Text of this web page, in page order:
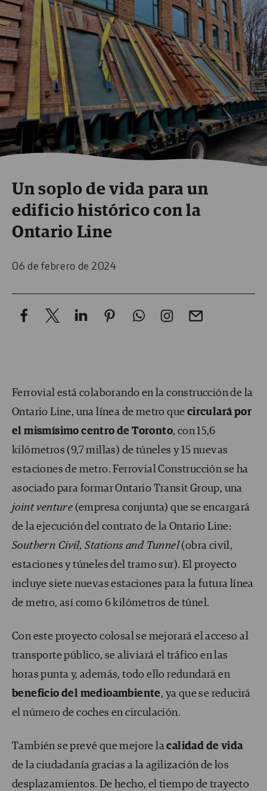
Un soplo de vida para un
edificio histórico con la
Ontario Line
06 de febrero de 2024
Ferrovial está colaborando en la construcción de la
Ontario Line, una línea de metro que circulará por
el mismísimo centro de Toronto, con 15,6
kilómetros (9,7 millas) de túneles y 15 nuevas
estaciones de metro. Ferrovial Construcción se ha
asociado para formar Ontario Transit Group, una
joint venture (empresa conjunta) que se encargará
de la ejecución del contrato de la Ontario Line:
Southern Civil, Stations and Tunnel(obra civil,
estaciones y túneles del tramo sur). El proyecto
incluye siete nuevas estaciones para la futura línea
de metro, así como 6 kilómetros de túnel.
Con este proyecto colosal se mejorará el acceso al
transporte público, se aliviará el tráfico en las
horas punta y, además, todo ello redundará en
beneficio del medioambiente, ya que se reducirá
el número de coches en circulación.
También se prevé que mejore lacalidad de vida
de la ciudadanía gracias a la agilización de los
desplazamientos. De hecho, el tiempo de trayecto